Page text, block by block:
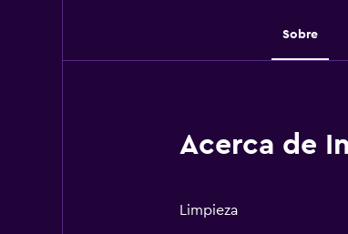
Sobre
Acerca de
Limpieza